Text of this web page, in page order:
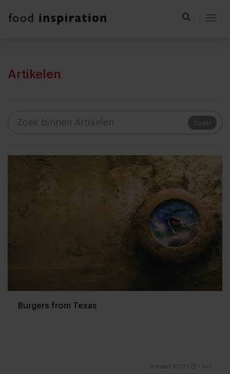
Artikelen
Zoek!
Burgers from Texas
9 maart 2012 1 min